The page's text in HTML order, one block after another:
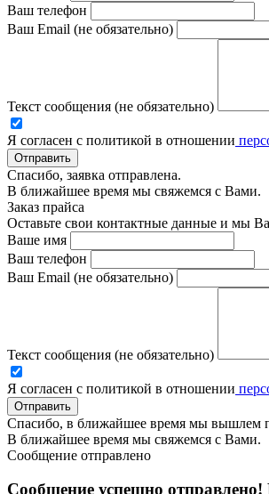
Ваш телефон
Ваш Email (не обязательно)
Текст сообщения (не обязательно)
Я согласен с политикой в отношении
Отправить
Спасибо, заявка отправлена.
В ближайшее время мы свяжемся с Вами.
Заказ прайса
Оставьте свои контактные данные и мы
Ваше имя
Ваш телефон
Ваш Email (не обязательно)
Текст сообщения (не обязательно)
Я согласен с политикой в отношении
Отправить
Спасибо, в ближайшее время мы вышлем
В ближайшее время мы свяжемся с Вами.
Сообщение отправлено
Сообщение успешно